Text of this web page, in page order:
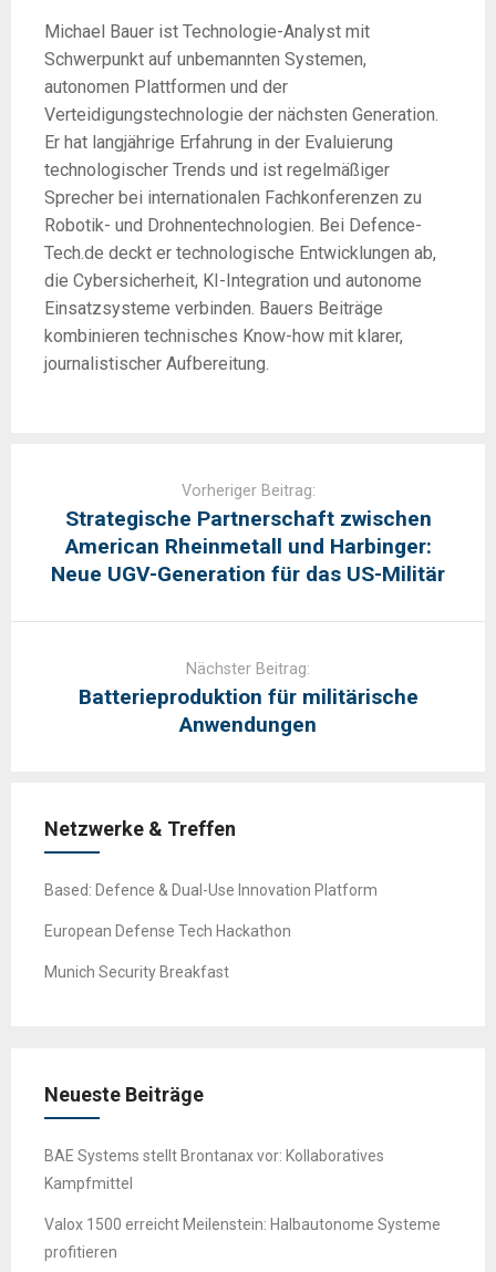
Michael Bauer ist Technologie-Analyst mit
Schwerpunkt auf unbemannten Systemen,
autonomen Plattformen und der
Verteidigungstechnologie der nächsten Generation.
Er hat langjährige Erfahrung in der Evaluierung
technologischer Trends und ist regelmäßiger
Sprecher bei internationalen Fachkonferenzen zu
Robotik- und Drohnentechnologien. Bei Defence-
Tech.de deckt er technologische Entwicklungen ab,
die Cybersicherheit, KI-Integration und autonome
Einsatzsysteme verbinden. Bauers Beiträge
kombinieren technisches Know-how mit klarer,
journalistischer Aufbereitung.
Vorheriger Beitrag:
Strategische Partnerschaft zwischen
American Rheinmetall und Harbinger:
Neue UGV-Generation für das US-Militär
Nächster Beitrag:
Batterieproduktion für militärische
Anwendungen
Netzwerke & Treffen
Based: Defence & Dual-Use Innovation Platform
European Defense Tech Hackathon
Munich Security Breakfast
Neueste Beiträge
BAE Systems stellt Brontanax vor: Kollaboratives
Kampfmittel
Valox 1500 erreicht Meilenstein: Halbautonome Systeme
profitieren